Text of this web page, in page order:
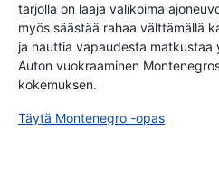
tarjolla on laaja valikoima
myös säästää rahaa välttämällä
ja nauttia vapaudesta matkustaa
Auton vuokraaminen
kokemuksen.
Täytä Montenegro -opas